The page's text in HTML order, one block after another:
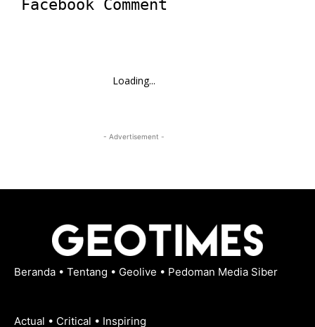
Facebook Comment
Loading...
- Advertisement -
Beranda • Tentang • Geolive • Pedoman Media Siber
Actual • Critical • Inspiring